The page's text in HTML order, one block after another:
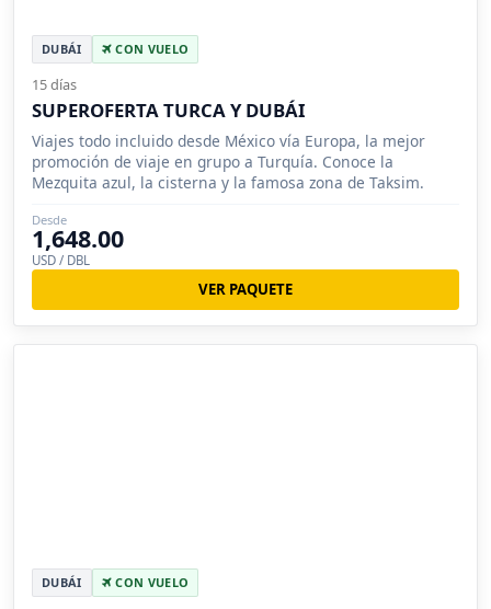
DUBÁI CON VUELO
15 días
SUPEROFERTA TURCA Y DUBÁI
Viajes todo incluido desde México vía Europa, la mejor
promoción de viaje en grupo a Turquía. Conoce la
Mezquita azul, la cisterna y la famosa zona de Taksim.
Desde
1,648.00
USD / DBL
VER PAQUETE
DUBÁI CON VUELO